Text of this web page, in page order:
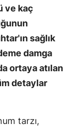
ve kaç
sağlık
damga
ortaya atılan
detaylar
tarzı,